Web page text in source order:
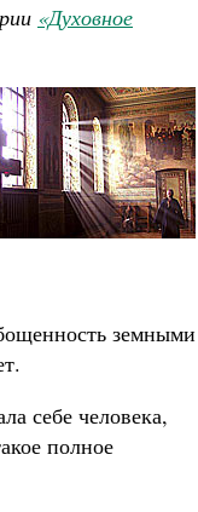
«Духовное
земными
себе человека,
полное